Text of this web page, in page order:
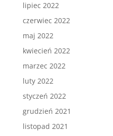
lipiec 2022
czerwiec 2022
maj 2022
kwiecień 2022
marzec 2022
luty 2022
styczeń 2022
grudzień 2021
listopad 2021